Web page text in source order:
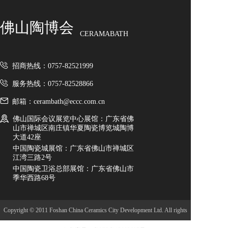
佛山陶博会 CERAMABATH
招商热线：0757-82521999
服务热线：0757-82528866
邮箱：cerambath@eccc.com.cn
佛山国际会议展览中心展馆：广东省佛
山市禅城区南庄镇华夏陶瓷博览城陶博
大道42座
中国陶瓷城展馆：广东省佛山市禅城区
江湾三路2号
中国陶瓷卫浴总部展馆：广东省佛山市
季华西路68号
Copyright © 2011 Foshan China Ceramics City Development Ltd. All rights